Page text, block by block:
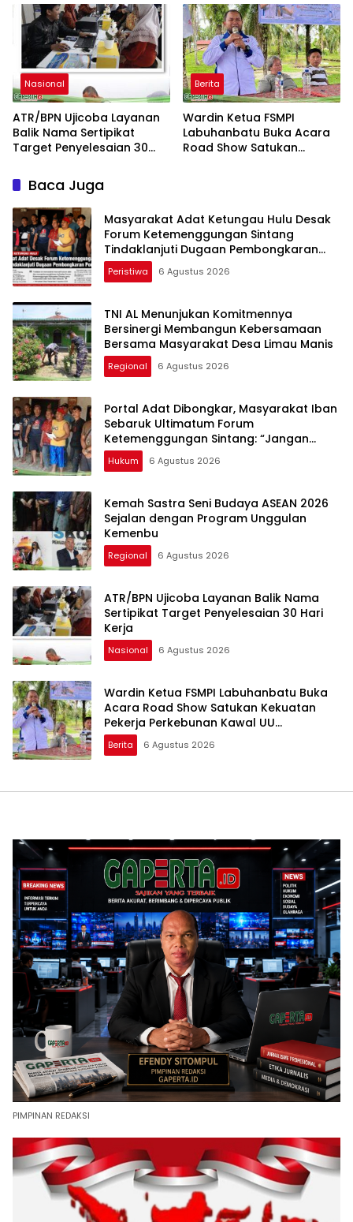
“Jangan Biarkan Hukum
Adat Dilecehkan”
Nasional
ATR/BPN Ujicoba Layanan
Balik Nama Sertipikat
Target Penyelesaian 30
Berita
Wardin Ketua FSMPI
Labuhanbatu Buka Acara
Road Show Satukan
Baca Juga
Masyarakat Adat Ketungau Hulu Desak
Forum Ketemenggungan Sintang
Tindaklanjuti Dugaan Pembongkaran
Portal Adat
Peristiwa 6 Agustus 2026
TNI AL Menunjukan Komitmennya
Bersinergi Membangun Kebersamaan
Bersama Masyarakat Desa Limau Manis
Regional 6 Agustus 2026
Portal Adat Dibongkar, Masyarakat Iban
Sebaruk Ultimatum Forum
Ketemenggungan Sintang: “Jangan
Biarkan Hukum Adat Dilecehkan”
Hukum 6 Agustus 2026
Kemah Sastra Seni Budaya ASEAN 2026
Sejalan dengan Program Unggulan
Kemenbu
Regional 6 Agustus 2026
ATR/BPN Ujicoba Layanan Balik Nama
Sertipikat Target Penyelesaian 30 Hari
Kerja
Nasional 6 Agustus 2026
Wardin Ketua FSMPI Labuhanbatu Buka
Acara Road Show Satukan Kekuatan
Pekerja Perkebunan Kawal UU
Ketenagakerjaan Baru
Berita 6 Agustus 2026
PIMPINAN REDAKSI